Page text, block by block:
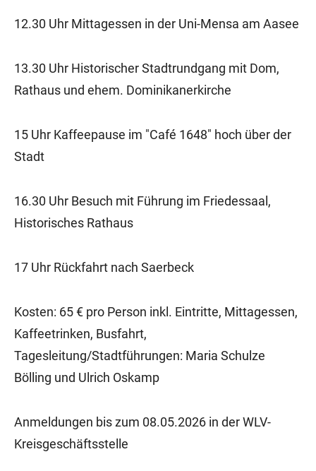
12.30 Uhr Mittagessen in der Uni-Mensa am Aasee
13.30 Uhr Historischer Stadtrundgang mit Dom,
Rathaus und ehem. Dominikanerkirche
15 Uhr Kaffeepause im "Café 1648" hoch über der
Stadt
16.30 Uhr Besuch mit Führung im Friedessaal,
Historisches Rathaus
17 Uhr Rückfahrt nach Saerbeck
Kosten: 65 € pro Person inkl. Eintritte, Mittagessen,
Kaffeetrinken, Busfahrt,
Tagesleitung/Stadtführungen: Maria Schulze
Bölling und Ulrich Oskamp
Anmeldungen bis zum 08.05.2026 in der WLV-
Kreisgeschäftsstelle